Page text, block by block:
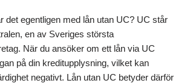
det egentligen med lån utan UC? UC står
en av Sveriges största
När du ansöker om ett lån via UC
på din kreditupplysning, vilket kan
negativt. Lån utan UC betyder därför